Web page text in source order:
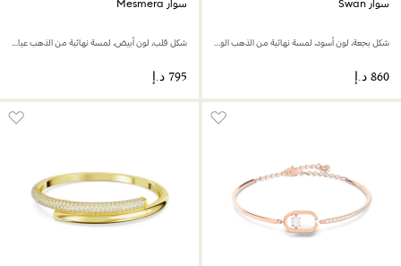
سوار Swan
شكل بجعة، لون أسود، لمسة نهائية من الذهب الوردي عيار 18 قيراط
سوار Mesmera
شكل قلب، لون أبيض، لمسة نهائية من الذهب عيار 18 قيراط